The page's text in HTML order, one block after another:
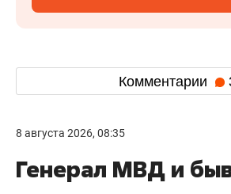
Комментарии
8 августа 2026, 08:35
Генерал МВД и